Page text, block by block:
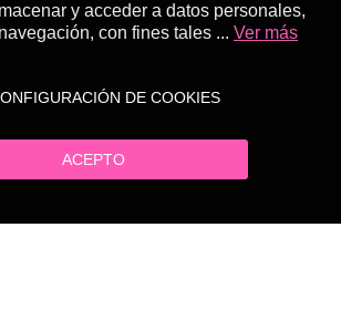
y acceder a datos personales,
con fines tales ... Ver más
DE COOKIES
ACEPTO